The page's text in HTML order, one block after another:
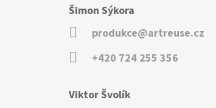
Šimon Sýkora
produkce@artreuse.cz
+420 724 255 356
Viktor Švolík